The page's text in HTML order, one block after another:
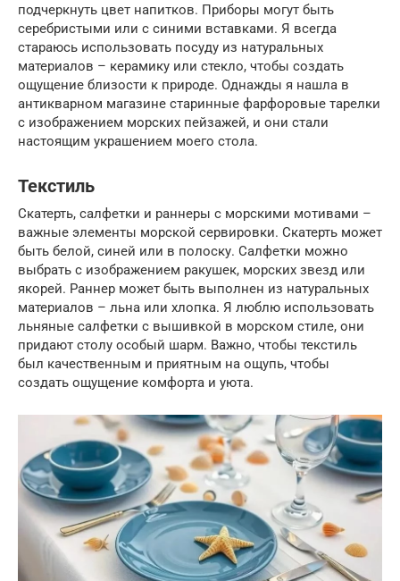
подчеркнуть цвет напитков. Приборы могут быть
серебристыми или с синими вставками. Я всегда
стараюсь использовать посуду из натуральных
материалов – керамику или стекло, чтобы создать
ощущение близости к природе. Однажды я нашла в
антикварном магазине старинные фарфоровые тарелки
с изображением морских пейзажей, и они стали
настоящим украшением моего стола.
Текстиль
Скатерть, салфетки и раннеры с морскими мотивами –
важные элементы морской сервировки. Скатерть может
быть белой, синей или в полоску. Салфетки можно
выбрать с изображением ракушек, морских звезд или
якорей. Раннер может быть выполнен из натуральных
материалов – льна или хлопка. Я люблю использовать
льняные салфетки с вышивкой в морском стиле, они
придают столу особый шарм. Важно, чтобы текстиль
был качественным и приятным на ощупь, чтобы
создать ощущение комфорта и уюта.